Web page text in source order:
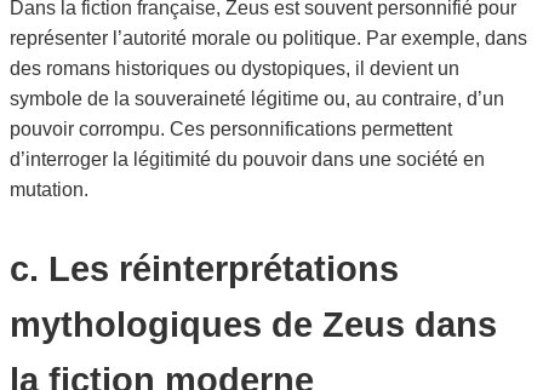
Dans la fiction française, Zeus est souvent personnifié pour
représenter l’autorité morale ou politique. Par exemple, dans
des romans historiques ou dystopiques, il devient un
symbole de la souveraineté légitime ou, au contraire, d’un
pouvoir corrompu. Ces personnifications permettent
d’interroger la légitimité du pouvoir dans une société en
mutation.
c. Les réinterprétations
mythologiques de Zeus dans
la fiction moderne